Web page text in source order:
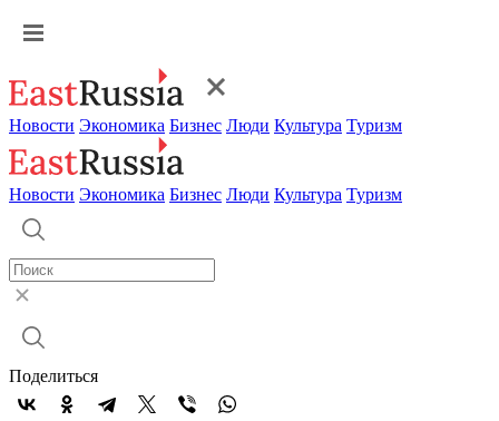
Новости Экономика Бизнес Люди Культура Туризм
Новости Экономика Бизнес Люди Культура Туризм
Поделиться